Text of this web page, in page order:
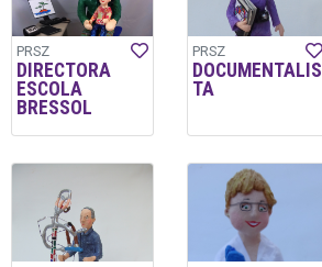
PRSZ
DIRECTORA
ESCOLA
BRESSOL
PRSZ
DOCUMENTALIS
TA